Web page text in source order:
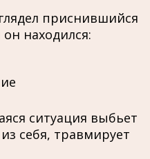
приснившийся
находился:
ситуация выбьет
себя, травмирует